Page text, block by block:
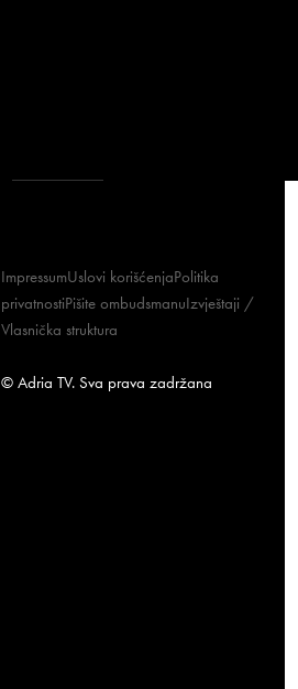
ImpressumUslovi korišćenjaPolitika
privatnostiPišite ombudsmanuIzvještaji /
Vlasnička struktura
© Adria TV. Sva prava zadržana